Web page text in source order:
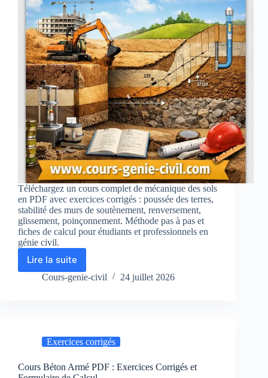
Téléchargez un cours complet de mécanique des sols
en PDF avec exercices corrigés : poussée des terres,
stabilité des murs de soutènement, renversement,
glissement, poinçonnement. Méthode pas à pas et
fiches de calcul pour étudiants et professionnels en
génie civil.
Lire la suite
cours
mécanique
corrigés
Cours-genie-civil 24 juillet 2026
Exercices corrigés
Cours Béton Armé PDF : Exercices Corrigés et